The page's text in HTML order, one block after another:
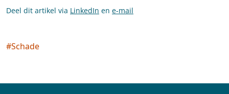
Deel dit artikel via LinkedIn en e-mail
Social tags
#Schade